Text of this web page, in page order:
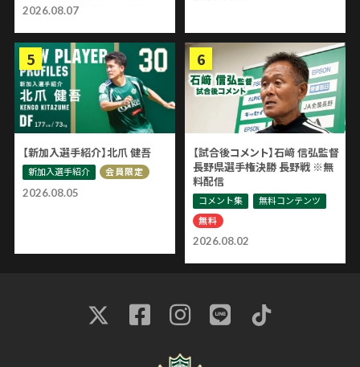
2026.08.07
2026.08.05
【新加入選手紹介】北爪 健吾
新加入選手紹介 会員限定
2026.08.02
【試合後コメント】石﨑 信弘監督
長野県選手権決勝 長野戦 ※無
料配信
コメント集
無料コンテンツ
無料